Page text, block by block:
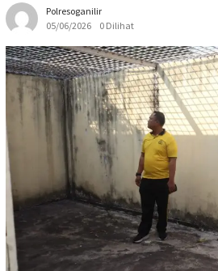
Polresoganilir
05/06/2026
0 Dilihat